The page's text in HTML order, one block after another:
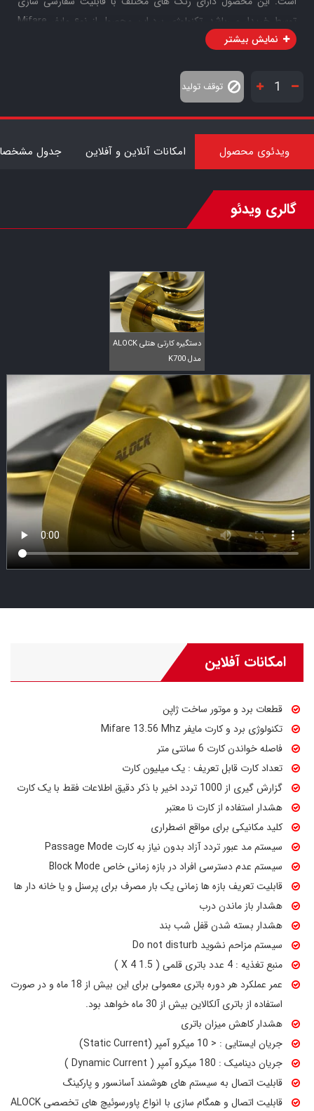
توسط خریدار می‌باشد. تکنولوژی برد این محصول از نوع مایفر Mifare
13.56 Mhz می باشد. بدنه بسیار مستحکم و با متریال فلزی مناسب و
استحکام آن در بازه زمانی طولانی شده است.
این دستگیره در زمره دستگیره های آفلاین قرار می گیرد. یعنی بصورت
آنلاین با پذیرش امکان بر قراری ارتباط را نخواهد داشت.
نمایش بیشتر
توقف تولید
ویدئوی محصول امکانات آنلاین و آفلاین جدول
گالری ویدئو
دستگیره کارتی هتلی ALOCK
مدل K700
امکانات آفلاین
قطعات برد و موتور ساخت ژاپن
تکنولوژی برد و کارت مایفر Mifare 13.56 Mhz
فاصله خواندن کارت 6 سانتی متر
تعداد کارت قابل تعریف : یک میلیون کارت
گزارش گیری از 1000 تردد اخیر با ذکر دقیق اطلاعات فقط با یک کارت
هشدار استفاده از کارت نا معتبر
کلید مکانیکی برای مواقع اضطراری
سیستم مد عبور تردد آزاد بدون نیاز به کارت Passage Mode
سیستم عدم دسترسی افراد در بازه زمانی خاص Block Mode
قابلیت تعریف بازه ها زمانی یک بار مصرف برای پرسنل و یا خانه دار ها
هشدار باز ماندن درب
هشدار بسته شدن قفل شب بند
سیستم مزاحم نشوید Do not disturb
منبع تغذیه : 4 عدد باتری قلمی ( 1.5 X 4 )
عمر عملکرد هر دوره باتری معمولی برای این بیش از 18 ماه و در صورت
استفاده از باتری آلکالاین بیش از 30 ماه خواهد بود.
هشدار کاهش میزان باتری
جریان ایستایی : < 10 میکرو آمپر (Static Current)
جریان دینامیک : 180 میکرو آمپر ( Dynamic Current )
قابلیت اتصال به سیستم های هوشمند آسانسور و پارکینگ
قابلیت اتصال و همگام سازی با انواع پاورسوئیچ های تخصصی ALOCK